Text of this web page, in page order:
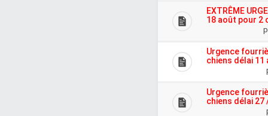
EXTRÊME
18 août pour 2
Urgence
chiens délai 11
Urgence
chiens délai 27